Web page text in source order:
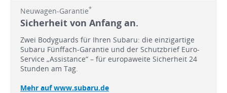
Neuwagen-Garantie*
Sicherheit von Anfang an.
Zwei Bodyguards für Ihren Subaru: die einzigartige
Subaru Fünffach-Garantie und der Schutzbrief Euro-
Service „Assistance“ – für europaweite Sicherheit 24
Stunden am Tag.
Mehr auf www.subaru.de